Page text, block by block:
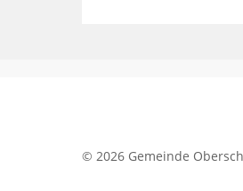
© 2026 Gemeinde